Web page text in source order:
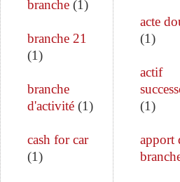
branche(1 )
branche 21
(1)
branche
d'activité(1)
cash for car
(1)
acte
(1)
actif
(1)
apport